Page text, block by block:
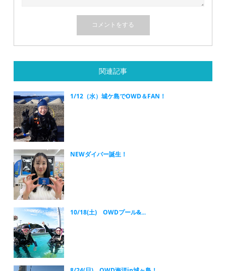
関連記事
1/12（水）城ケ島でOWD＆FAN！
NEWダイバー誕生！
10/18(土) OWDプール&...